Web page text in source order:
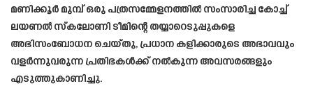
മണിക്കൂർ മുമ്പ് ഒരു പത്രസമ്മേളനത്തിൽ സംസാരിച്ച കോച്ച്
ലയണൽ സ്‌കലോണി ടീമിന്റെ തയ്യാറെടുപ്പുകളെ
അഭിസംബോധന ചെയ്തു, പ്രധാന കളിക്കാരുടെ അഭാവവും
വളർന്നുവരുന്ന പ്രതിഭകൾക്ക് നൽകുന്ന അവസരങ്ങളും
എടുത്തുകാണിച്ചു.